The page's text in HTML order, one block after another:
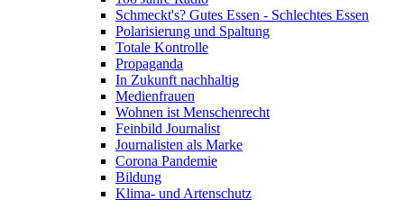
Schmeckt's? Gutes Essen - Schlechtes Essen
Polarisierung und Spaltung
Totale Kontrolle
Propaganda
In Zukunft nachhaltig
Medienfrauen
Wohnen ist Menschenrecht
Feinbild Journalist
Journalisten als Marke
Corona Pandemie
Bildung
Klima- und Artenschutz